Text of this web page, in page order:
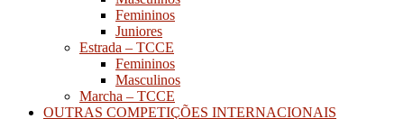
Femininos
Juniores
Estrada – TCCE
Femininos
Masculinos
Marcha – TCCE
OUTRAS COMPETIÇÕES INTERNACIONAIS